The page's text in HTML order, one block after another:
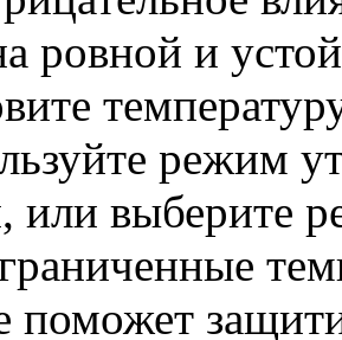
ровной и
режим
или выберите
поможет